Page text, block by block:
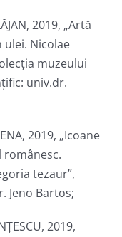
2019, „Artă
Nicolae
muzeului
univ.dr.
2019, „Icoane
românesc.
tezaur”,
Jeno Bartos;
2019,